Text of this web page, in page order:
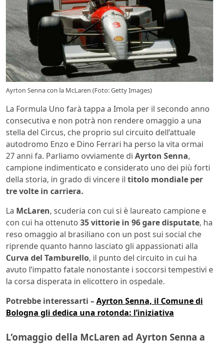
Ayrton Senna con la McLaren (Foto: Getty Images)
La Formula Uno farà tappa a Imola per il secondo anno
consecutiva e non potrà non rendere omaggio a una
stella del Circus, che proprio sul circuito dell’attuale
autodromo Enzo e Dino Ferrari ha perso la vita ormai
27 anni fa. Parliamo ovviamente di Ayrton Senna,
campione indimenticato e considerato uno dei più forti
della storia, in grado di vincere il titolo mondiale per
tre volte in carriera.
La McLaren, scuderia con cui si è laureato campione e
con cui ha ottenuto 35 vittorie in 96 gare disputate, ha
reso omaggio al brasiliano con un post sui social che
riprende quanto hanno lasciato gli appassionati alla
Curva del Tamburello, il punto del circuito in cui ha
avuto l’impatto fatale nonostante i soccorsi tempestivi e
la corsa disperata in elicottero in ospedale.
Potrebbe interessarti –Ayrton Senna, il Comune di
Bologna gli dedica una rotonda: l’iniziativa
L’omaggio della McLaren ad Ayrton Senna a